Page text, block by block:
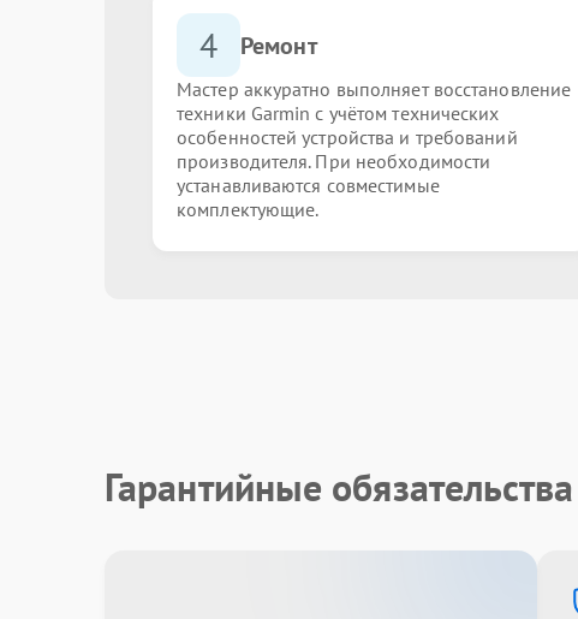
4 Ремонт
Мастер аккуратно выполняет восстановление
техники Garmin с учётом технических
особенностей устройства и требований
производителя. При необходимости
устанавливаются совместимые
комплектующие.
Гарантийные